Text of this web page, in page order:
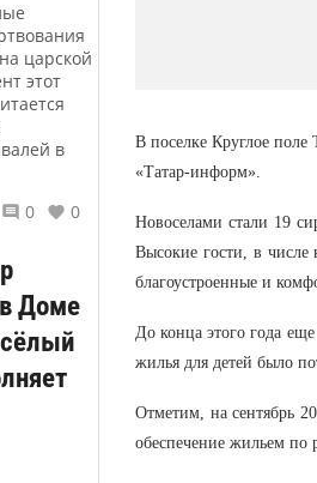
царской
этот
в
0 0
Доме
В поселке Круглое поле
«Татар-информ».
Новоселами стали 19
Высокие гости, в числе
благоустроенные и
До конца этого года
жилья для детей было
Отметим, на сентябрь
обеспечение жильем по